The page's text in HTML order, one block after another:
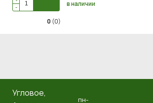
-
в наличии
0 (0)
Угловое,
пн-